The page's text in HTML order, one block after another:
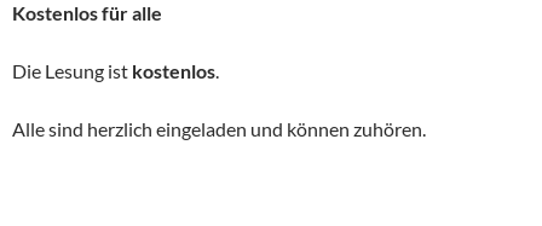
Kostenlos für alle
Die Lesung ist kostenlos.
Alle sind herzlich eingeladen und können zuhören.